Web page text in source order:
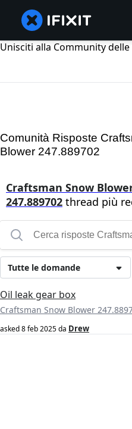
Unisciti alla Community
Comunità Risposte
Blower 247.889702
Craftsman Snow
247.889702 thread più
Tutte le domande
Oil leak gear box
Craftsman Snow Blower
asked8 feb 2025da Drew